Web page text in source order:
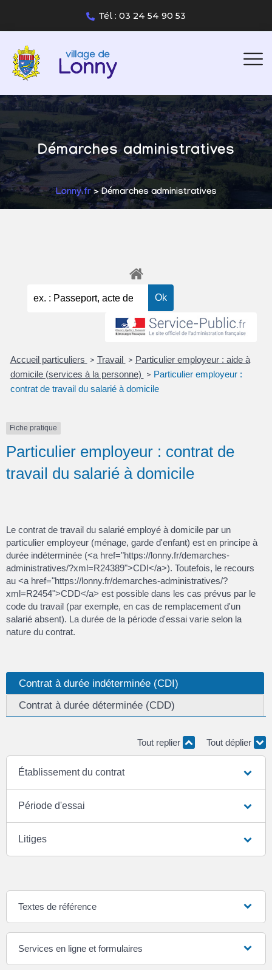
Tél : 03 24 54 90 53
Démarches administratives
Lonny.fr> Démarches administratives
Accueil particuliers > Travail > Particulier employeur : aide à
domicile (services à la personne)
> Particulier employeur :
contrat de travail du salarié à domicile
Fiche pratique
Particulier employeur : contrat de
travail du salarié à domicile
Le contrat de travail du salarié employé à domicile par un
particulier employeur (ménage, garde d'enfant) est en principe à
durée indéterminée (<a href="https://lonny.fr/demarches-
administratives/?xml=R24389">CDI</a>). Toutefois, le recours
au <a href="https://lonny.fr/demarches-administratives/?
xml=R2454">CDD</a> est possible dans les cas prévus par le
code du travail (par exemple, en cas de remplacement d'un
salarié absent). La durée de la période d'essai varie selon la
nature du contrat.
Contrat à durée indéterminée (CDI)
Contrat à durée déterminée (CDD)
Tout replier Tout déplier
Établissement du contrat
Période d'essai
Litiges
Textes de référence
Services en ligne et formulaires